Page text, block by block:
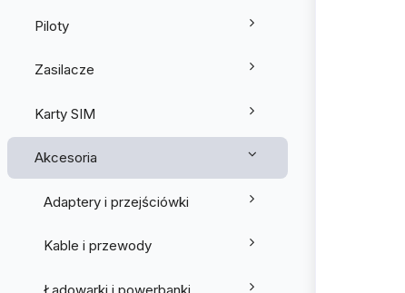
Piloty
Zasilacze
Karty SIM
Akcesoria
Adaptery i przejściówki
Kable i przewody
Ładowarki i powerbanki